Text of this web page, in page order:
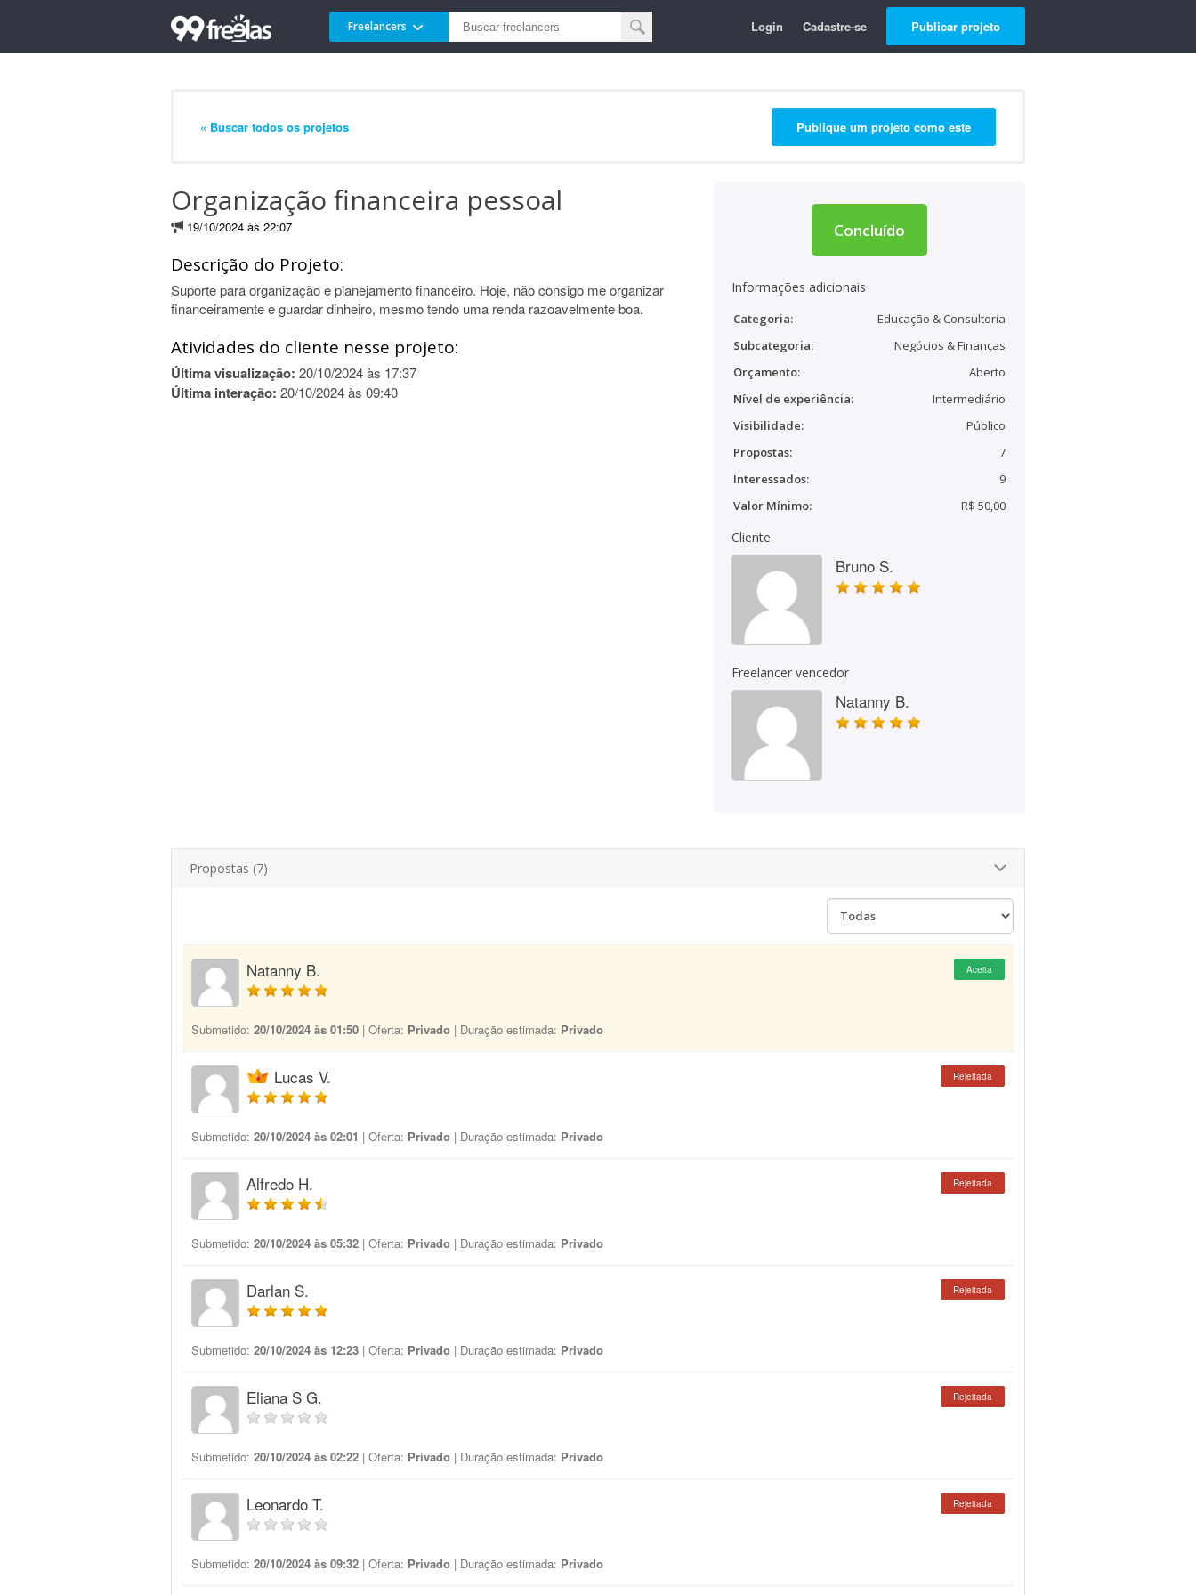
Freelancers Login Cadastre-se Publicar projeto
« Buscar todos os projetos Publique um projeto como este
Organização financeira pessoal
19/10/2024 às 22:07
Descrição do Projeto:
Suporte para organização e planejamento financeiro. Hoje, não consigo me organizar
financeiramente e guardar dinheiro, mesmo tendo uma renda razoavelmente boa.
Atividades do cliente nesse projeto:
Última visualização: 20/10/2024 às 17:37
Última interação: 20/10/2024 às 09:40
Concluído
Informações adicionais
Categoria:
Educação & Consultoria
Subcategoria:
Negócios & Finanças
Orçamento:
Aberto
Nível de experiência:
Intermediário
Visibilidade:
Público
Propostas:
7
Interessados:
9
Valor Mínimo:
R$ 50,00
Cliente
Bruno S.
Freelancer vencedor
Natanny B.
Propostas (7)
Natanny B. Aceita
Submetido: 20/10/2024 às 01:50 | Oferta: Privado | Duração estimada: Privado
Lucas V. Rejeitada
Submetido: 20/10/2024 às 02:01 | Oferta: Privado | Duração estimada: Privado
Alfredo H. Rejeitada
Submetido: 20/10/2024 às 05:32 | Oferta: Privado | Duração estimada: Privado
Darlan S. Rejeitada
Submetido: 20/10/2024 às 12:23 | Oferta: Privado | Duração estimada: Privado
Eliana S G. Rejeitada
Submetido: 20/10/2024 às 02:22 | Oferta: Privado | Duração estimada: Privado
Leonardo T. Rejeitada
Submetido: 20/10/2024 às 09:32 | Oferta: Privado | Duração estimada: Privado